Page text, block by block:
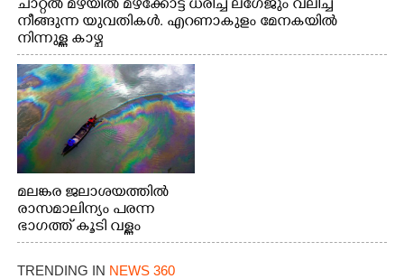
ചാറ്റൽ മഴയിൽ മഴക്കോട്ട് ധരിച്ച് ലഗേജും വലിച്ച്
നീങ്ങുന്ന യുവതികൾ. എറണാകുളം മേനകയിൽ
നിന്നുള്ള കാഴ്ച
മലങ്കര ജലാശയത്തിൽ
രാസമാലിന്യം പരന്ന
ഭാഗത്ത് കൂടി വള്ളം
തുഴഞ്ഞു പോകുന്ന
പ്രദേശവാസികൾ
TRENDING IN NEWS 360